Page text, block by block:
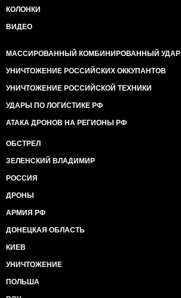
КОЛОНКИ
ВИДЕО
МАССИРОВАННЫЙ КОМБИНИРОВАННЫЙ УДАР
УНИЧТОЖЕНИЕ РОССИЙСКИХ ОККУПАНТОВ
УНИЧТОЖЕНИЕ РОССИЙСКОЙ ТЕХНИКИ
УДАРЫ ПО ЛОГИСТИКЕ РФ
АТАКА ДРОНОВ НА РЕГИОНЫ РФ
ОБСТРЕЛ
ЗЕЛЕНСКИЙ ВЛАДИМИР
РОССИЯ
ДРОНЫ
АРМИЯ РФ
ДОНЕЦКАЯ ОБЛАСТЬ
КИЕВ
УНИЧТОЖЕНИЕ
ПОЛЬША